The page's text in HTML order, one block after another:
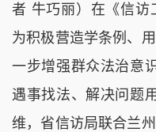
者 牛巧丽）在《信访
为积极营造学条例、
一步增强群众法治意
遇事找法、解决问题
维，省信访局联合兰